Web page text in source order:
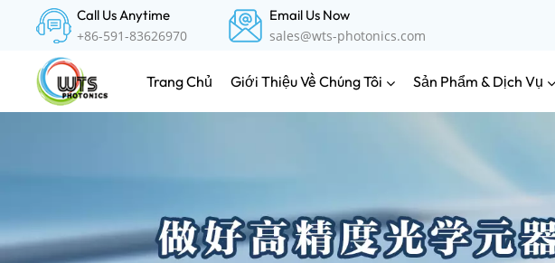
Call Us Anytime
+86-591-83626970
Email Us Now
sales@wts-photonics.com
Trang Chủ Giới Thiệu Về Chúng Tôi Sản Phẩm & Dịch Vụ